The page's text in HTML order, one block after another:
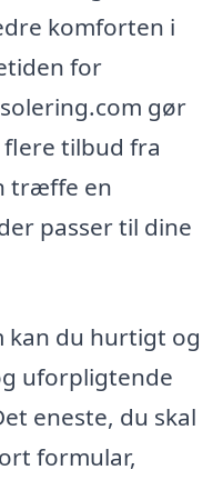
komforten i
for
gør
tilbud fra
træffe en
passer til dine
kan du hurtigt og
uforpligtende
eneste, du skal
formular,